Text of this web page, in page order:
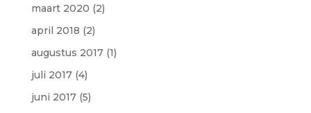
maart 2020 (2)
april 2018 (2)
augustus 2017(1)
juli 2017(4)
juni 2017(5)